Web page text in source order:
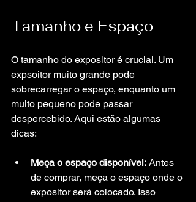
Tamanho e Espaço
O tamanho do expositor é crucial. Um
expsoitor muito grande pode
sobrecarregar o espaço, enquanto um
muito pequeno pode passar
despercebido. Aqui estão algumas
dicas:
Meça o espaço disponível: Antes
de comprar, meça o espaço onde o
expositor será colocado. Isso